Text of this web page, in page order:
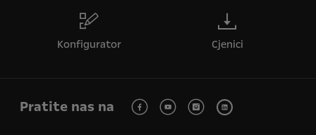
Konfigurator Cjenici
Pratite nas na